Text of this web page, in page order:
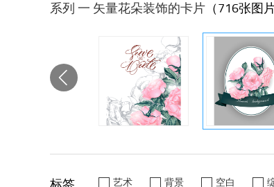
系列 一 矢量花朵装饰的卡片 （716张图片
艺术 背景 空白